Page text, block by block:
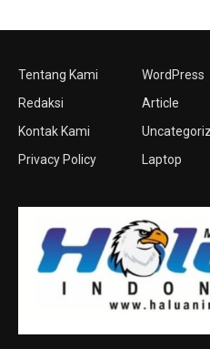
Tentang Kami
Redaksi
Kontak Kami
Privacy Policy
WordPress
Article
Laptop